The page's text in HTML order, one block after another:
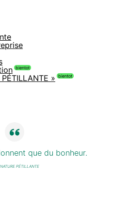
»
que du bonheur.
NATURE PÉTILLANTE